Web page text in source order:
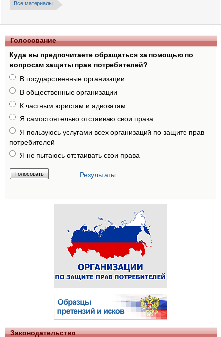
Все материалы
Голосование
Куда вы предпочитаете обращаться за помощью по
вопросам защиты прав потребителей?
В государственные организации
В общественные организации
К частным юристам и адвокатам
Я самостоятельно отстаиваю свои права
Я пользуюсь услугами всех организаций по защите прав
потребителей
Я не пытаюсь отстаивать свои права
Результаты
Законодательство